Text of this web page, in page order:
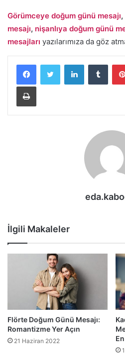
Görümceye doğum günü mesajı,
mesajı, nişanlıya doğum günü
mesajları yazılarımıza da göz
LinkedIn
Yazdır
İlgili Makaleler
Flörte Doğum Günü Mesajı:
Romantizme Yer Açın
21 Haziran 2022